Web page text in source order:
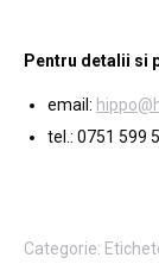
Pentru detalii si
email:
tel.: 0751 599
Categorie: